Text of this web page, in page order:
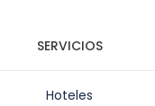
SERVICIOS
Hoteles